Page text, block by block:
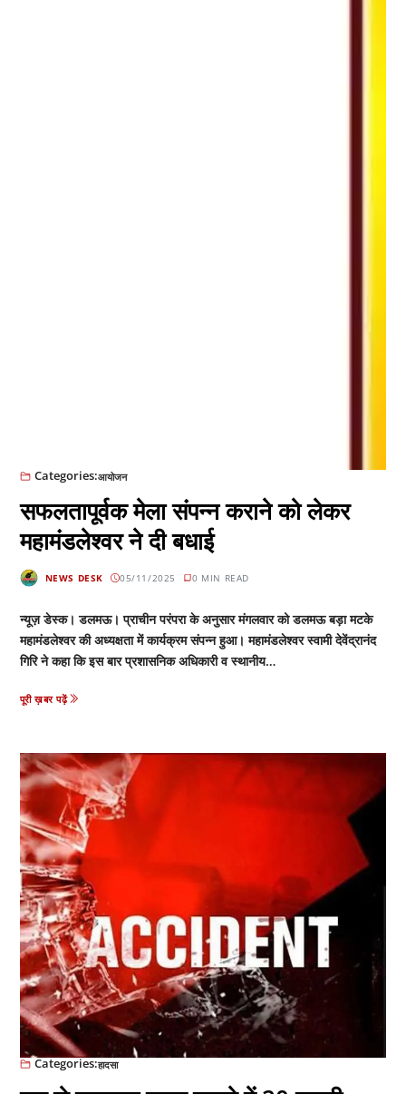
Categories:आयोजन
सफलतापूर्वक मेला संपन्न कराने को लेकर
महामंडलेश्वर ने दी बधाई
NEWS DESK 05/11/2025 0 MIN READ
न्यूज़ डेस्क। डलमऊ। प्राचीन परंपरा के अनुसार मंगलवार को डलमऊ बड़ा मटके
महामंडलेश्वर की अध्यक्षता में कार्यक्रम संपन्न हुआ। महामंडलेश्वर स्वामी देवेंद्रानंद
गिरि ने कहा कि इस बार प्रशासनिक अधिकारी व स्थानीय…
पूरी ख़बर पढ़ें
Categories:हादसा